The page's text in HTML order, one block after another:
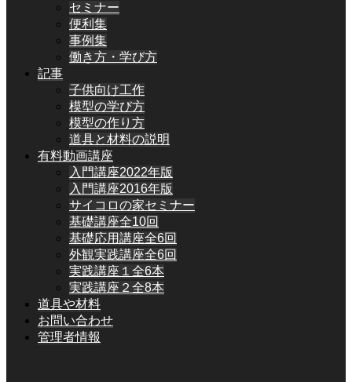
セミナー
便利集
事例集
働き方・学び方
記事
子供向け工作
模型の学び方
模型の作り方
道具と材料の説明
有料動画講座
入門講座2022年版
入門講座2016年版
サイコロの家セミナー
基礎講座全10回
基礎応用講座全6回
外観実践講座全6回
実践講座１全6本
実践講座２全8本
道具や材料
お問い合わせ
管理者情報